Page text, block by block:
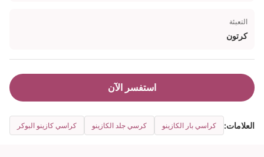
التعبئة
كرتون
استفسر الآن
العلامات: كراسي بار الكازينو كرسي جلد الكازينو كراسي كازينو البوكر